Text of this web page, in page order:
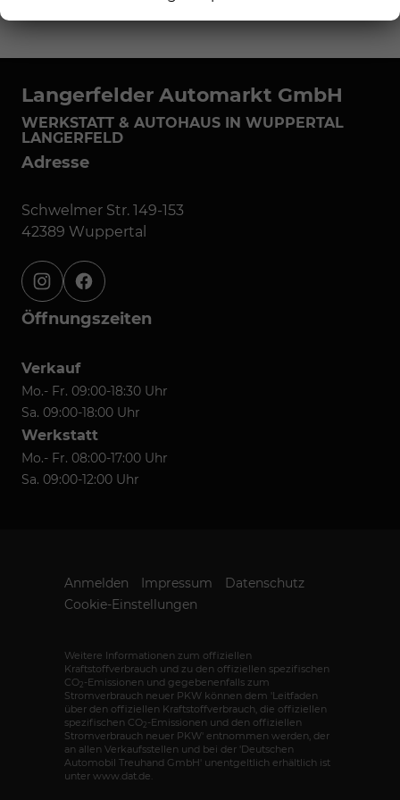
Langerfelder Automarkt GmbH
WERKSTATT & AUTOHAUS IN WUPPERTAL
LANGERFELD
Adresse
Schwelmer Str. 149-153
42389 Wuppertal
instagramfacebook
Öffnungszeiten
Verkauf
Mo.- Fr. 09:00-18:30 Uhr
Sa. 09:00-18:00 Uhr
Werkstatt
Mo.- Fr. 08:00-17:00 Uhr
Sa. 09:00-12:00 Uhr
Anmelden Impressum
Datenschutz
Cookie-Einstellungen
Weitere Informationen zum offiziellen
Kraftstoffverbrauch und zu den offiziellen spezifischen
CO2 -Emissionen und gegebenenfalls zum
Stromverbrauch neuer PKW können dem 'Leitfaden
über den offiziellen Kraftstoffverbrauch, die offiziellen
spezifischen CO2 -Emissionen und den offiziellen
Stromverbrauch neuer PKW' entnommen werden, der
an allen Verkaufsstellen und bei der 'Deutschen
Automobil Treuhand GmbH' unentgeltlich erhältlich ist
unter www.dat.de.